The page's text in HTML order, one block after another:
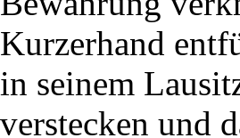
Kurzerhand
in seinem
verstecken und